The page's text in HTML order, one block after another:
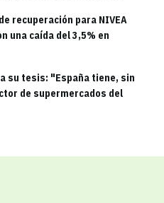
recuperación para NIVEA
una caída del 3,5% en
su tesis: "España tiene, sin
de supermercados del